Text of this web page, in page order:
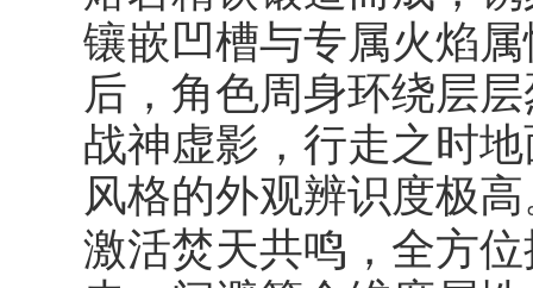
镶嵌凹槽与专属火焰
后，角色周身环绕层
战神虚影，行走之时
风格的外观辨识度极
激活焚天共鸣 ，全方